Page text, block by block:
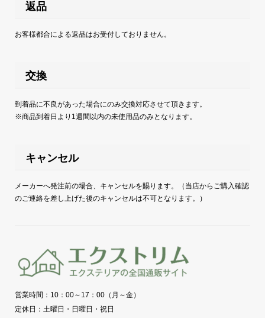
返品
お客様都合による返品はお受付しておりません。
交換
到着品に不良があった場合にのみ交換対応させて頂きます。
※商品到着日より1週間以内の未使用品のみとなります。
キャンセル
メーカーへ発注前の場合、キャンセルを賜ります。（当店からご購入確認
のご連絡を差し上げた後のキャンセルは不可となります。）
営業時間：10：00～17：00（月～金）
定休日：土曜日・日曜日・祝日